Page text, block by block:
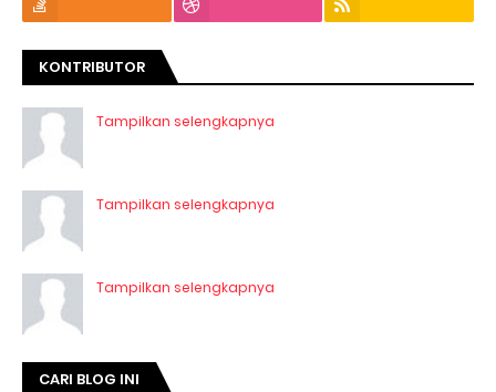
KONTRIBUTOR
Tampilkan selengkapnya
Tampilkan selengkapnya
Tampilkan selengkapnya
CARI BLOG INI